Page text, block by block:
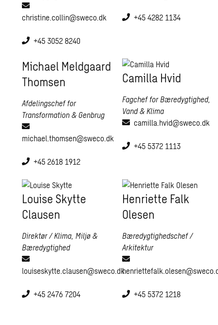
christine.collin@sweco.dk
+45 3052 8240
+45 4282 1134
Michael Meldgaard
Thomsen
Afdelingschef for
Transformation & Genbrug
michael.thomsen@sweco.dk
+45 2618 1912
Camilla Hvid
Fagchef for Bæredygtighed,
Vand & Klima
camilla.hvid@sweco.dk
+45 5372 1113
Louise Skytte
Clausen
Direktør / Klima, Miljø &
Bæredygtighed
louiseskytte.clausen@sweco.dk
+45 2476 7204
Henriette Falk
Olesen
Bæredygtighedschef /
Arkitektur
+45 5372 1218